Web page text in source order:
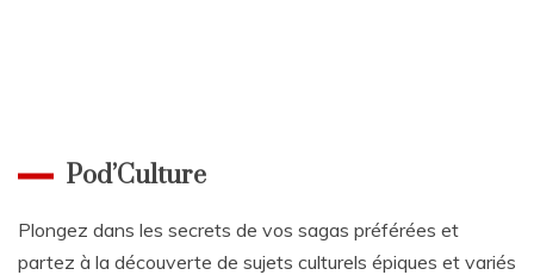
Pod’Culture
Plongez dans les secrets de vos sagas préférées et
partez à la découverte de sujets culturels épiques et variés